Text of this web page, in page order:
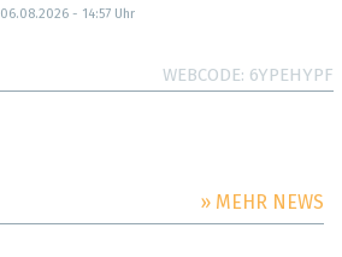
06.08.2026 - 14:57Uhr
WEBCODE 6YPEHYPF
» MEHR NEWS